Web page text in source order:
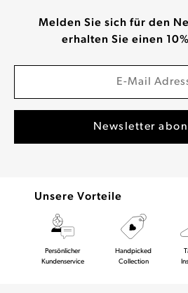
Melden Sie sich für den
erhalten Sie einen
Unsere Vorteile
Persönlicher
Kundenservice
Handpicked
Collection